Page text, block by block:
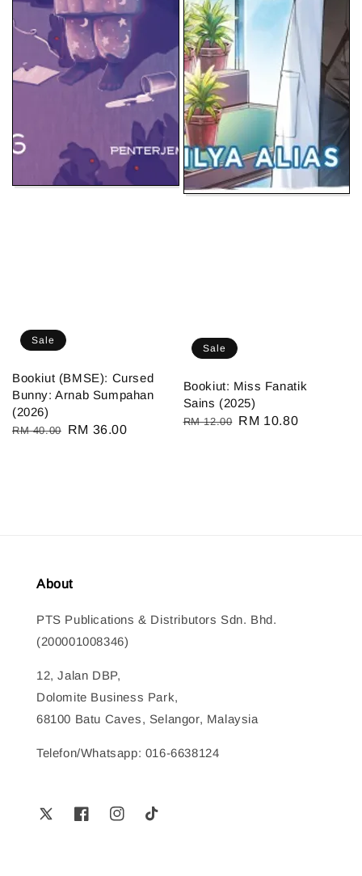
Sale
Bookiut (BMSE): Cursed
Bunny: Arnab Sumpahan
(2026)
Regular
RM 40.00
Sale
RM 36.00
Sale
Bookiut: Miss Fanatik
Sains (2025)
Regular
RM 12.00 Sale
RM 10.80
About
PTS Publications & Distributors Sdn. Bhd.
(200001008346)
12, Jalan DBP,
Dolomite Business Park,
68100 Batu Caves, Selangor, Malaysia
Telefon/Whatsapp: 016-6638124